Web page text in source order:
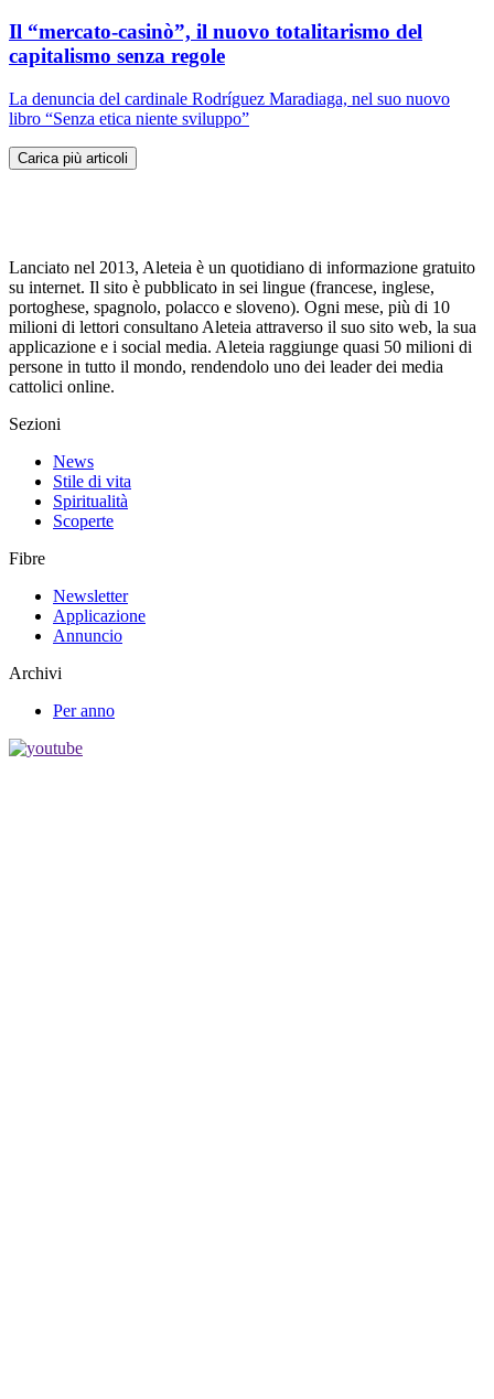
Il “mercato-casinò”, il nuovo totalitarismo del
capitalismo senza regole
La denuncia del cardinale Rodríguez Maradiaga, nel suo nuovo
libro “Senza etica niente sviluppo”
Carica più articoli
Lanciato nel 2013, Aleteia è un quotidiano di informazione gratuito
su internet. Il sito è pubblicato in sei lingue (francese, inglese,
portoghese, spagnolo, polacco e sloveno). Ogni mese, più di 10
milioni di lettori consultano Aleteia attraverso il suo sito web, la sua
applicazione e i social media. Aleteia raggiunge quasi 50 milioni di
persone in tutto il mondo, rendendolo uno dei leader dei media
cattolici online.
Sezioni
News
Stile di vita
Spiritualità
Scoperte
Fibre
Newsletter
Applicazione
Annuncio
Archivi
Per anno